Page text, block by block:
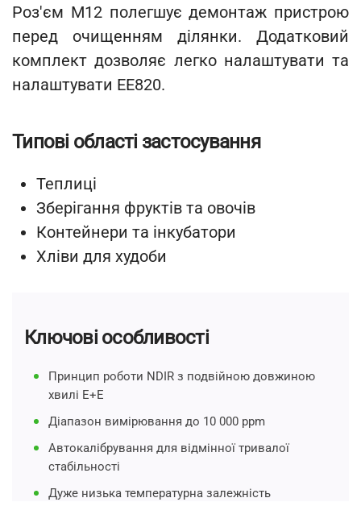
Роз'єм M12 полегшує демонтаж пристрою
перед очищенням ділянки. Додатковий
комплект дозволяє легко налаштувати та
налаштувати EE820.
Типові області застосування
Теплиці
Зберігання фруктів та овочів
Контейнери та інкубатори
Хліви для худоби
Ключові особливості
Принцип роботи NDIR з подвійною довжиною
хвилі E+E
Діапазон вимірювання до 10 000 ppm
Автокалібрування для відмінної тривалої
стабільності
Дуже низька температурна залежність